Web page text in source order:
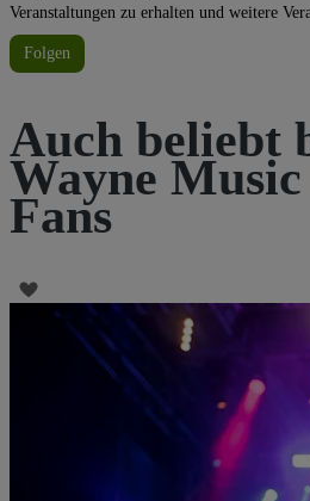
Veranstaltungen zu erhalten und weitere
Folgen
Auch beliebt
Wayne
Fans